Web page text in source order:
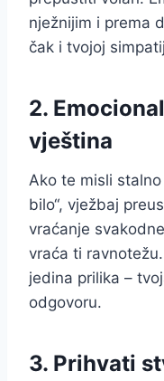
nježnijim i prema
čak i tvojoj
2.
vještina
Ako te misli
bilo“, vježbaj
vraćanje
vraća ti
jedina prilika –
odgovoru.
3. Prihvati